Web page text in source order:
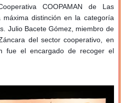
COOPAMAN de Las
distinción en la categoría
Julio Bacete Gómez, miembro de
del sector cooperativo, en
fue el encargado de recoger el